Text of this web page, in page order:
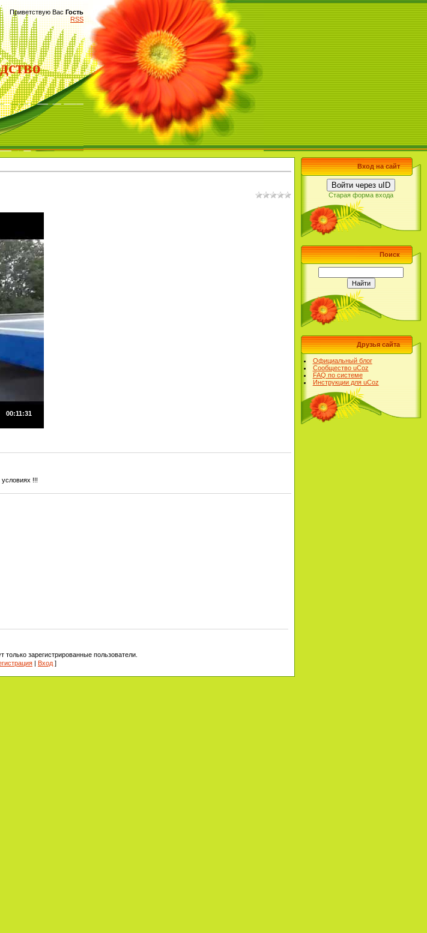
Приветствую Вас Гость
RSS
00:11:31
!!!
только зарегистрированные пользователи.
| Вход ]
Вход на сайт
Войти через uID
Старая форма входа
Поиск
Друзья сайта
Официальный блог
Сообщество uCoz
FAQ по системе
Инструкции для uCoz